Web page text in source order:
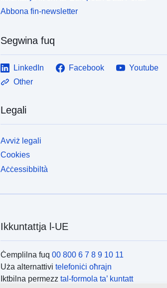
Abbona fin-newsletter
Segwina fuq
LinkedIn Facebook
Youtube
Other
Legali
Avviż legali
Cookies
Aċċessibbiltà
Ikkuntattja l-UE
Ċemplilna fuq 00 800 6 7 8 9 10 11
Uża alternattivi telefoniċi oħrajn
Iktbilna permezz tal-formola ta’ kuntatt